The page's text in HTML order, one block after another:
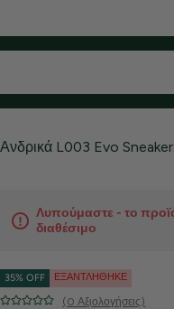
για την υπομονή
Ανδρικά L003 Evo
Λυπούμαστε - το
διαθέσιμο
35% OFF ΕΞΑΝΤΛΉΘΗΚΕ
(0 Αξιολογήσεις)